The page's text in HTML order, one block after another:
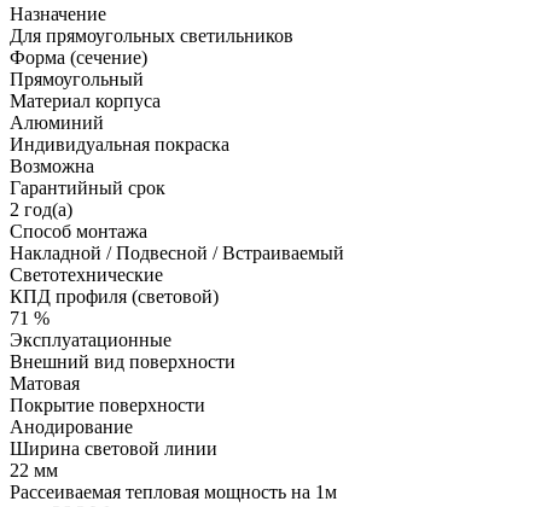
Назначение
Для прямоугольных светильников
Форма (сечение)
Прямоугольный
Материал корпуса
Алюминий
Индивидуальная покраска
Возможна
Гарантийный срок
2 год(а)
Способ монтажа
Накладной / Подвесной / Встраиваемый
Светотехнические
КПД профиля (cветовой)
71 %
Эксплуатационные
Внешний вид поверхности
Матовая
Покрытие поверхности
Анодирование
Ширина световой линии
22 мм
Рассеиваемая тепловая мощность на 1м